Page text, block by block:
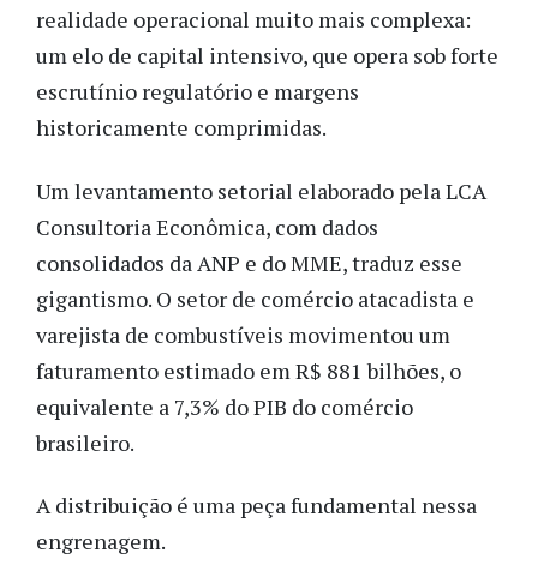
realidade operacional muito mais complexa:
um elo de capital intensivo, que opera sob forte
escrutínio regulatório e margens
historicamente comprimidas.
Um levantamento setorial elaborado pela LCA
Consultoria Econômica, com dados
consolidados da ANP e do MME, traduz esse
gigantismo. O setor de comércio atacadista e
varejista de combustíveis movimentou um
faturamento estimado em R$ 881 bilhões, o
equivalente a 7,3% do PIB do comércio
brasileiro.
A distribuição é uma peça fundamental nessa
engrenagem.